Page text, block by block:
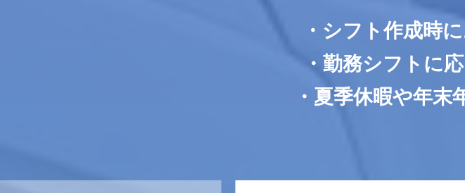
・シフト作成時
・勤務シフトに
・夏季休暇や年末